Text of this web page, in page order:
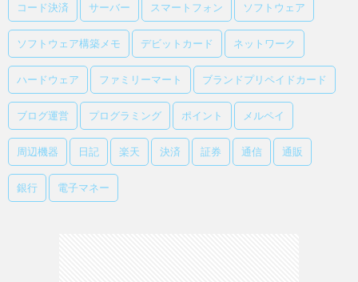
コード決済 サーバー スマートフォン ソフトウェア
ソフトウェア構築メモ デビットカード ネットワーク
ハードウェア ファミリーマート ブランドプリペイドカード
ブログ運営 プログラミング ポイント メルペイ
周辺機器 日記 楽天 決済 証券 通信 通販
銀行 電子マネー